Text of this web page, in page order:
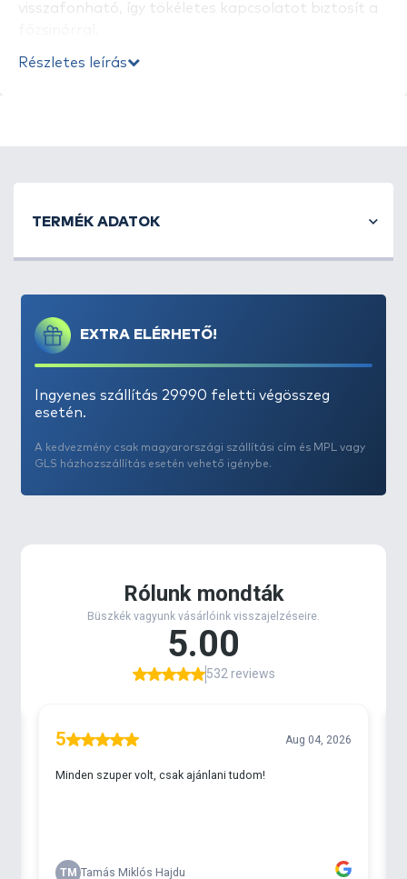
visszafonható, így tökéletes kapcsolatot biztosít a
Részletes leírás
EXTRA ELÉRHETŐ!
Ingyenes szállítás 29990 feletti végösszeg
esetén.
A kedvezmény csak magyarországi szállítási cím és MPL vagy
GLS házhozszállítás esetén vehető igénybe.
TERMÉK ADATOK